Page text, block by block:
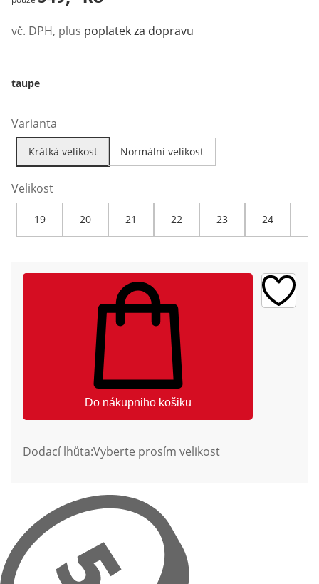
vč. DPH, plus poplatek za dopravu
taupe
Varianta
Krátká velikost Normální velikost
Velikost
19 20 21 22 23 24
Do nákupniho košiku
Dodací lhůta:Vyberte prosím velikost